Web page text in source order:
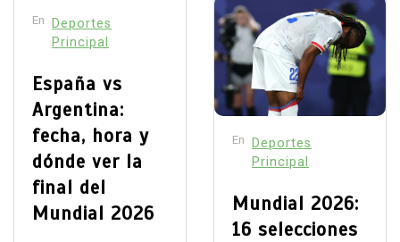
En
Deportes
Principal
España vs
Argentina:
fecha, hora y
dónde ver la
final del
Mundial 2026
En
Deportes
Principal
Mundial 2026:
16 selecciones